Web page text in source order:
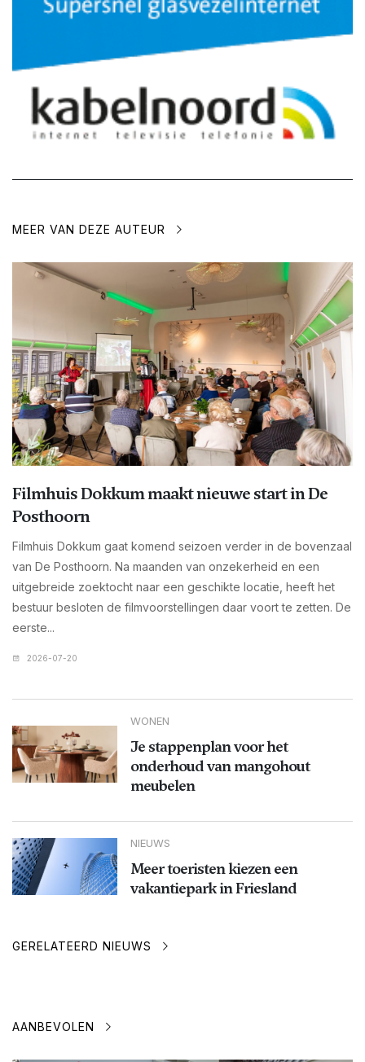
MEER VAN DEZE AUTEUR
Filmhuis Dokkum maakt nieuwe start in De
Posthoorn
Filmhuis Dokkum gaat komend seizoen verder in de bovenzaal
van De Posthoorn. Na maanden van onzekerheid en een
uitgebreide zoektocht naar een geschikte locatie, heeft het
bestuur besloten de filmvoorstellingen daar voort te zetten. De
eerste...
2026-07-20
WONEN
Je stappenplan voor het
onderhoud van mangohout
meubelen
NIEUWS
Meer toeristen kiezen een
vakantiepark in Friesland
GERELATEERD NIEUWS
AANBEVOLEN